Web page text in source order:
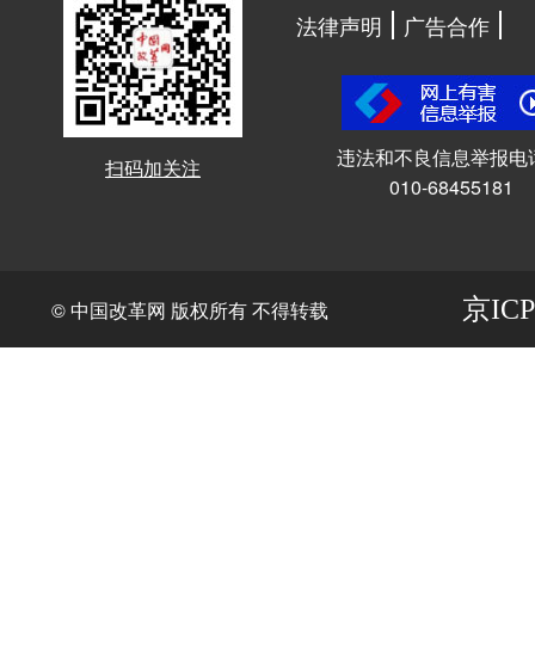
扫码加关注
法律声明 广告合作
违法和不良信息举报电
010-68455181
© 中国改革网 版权所有 不得转载 京